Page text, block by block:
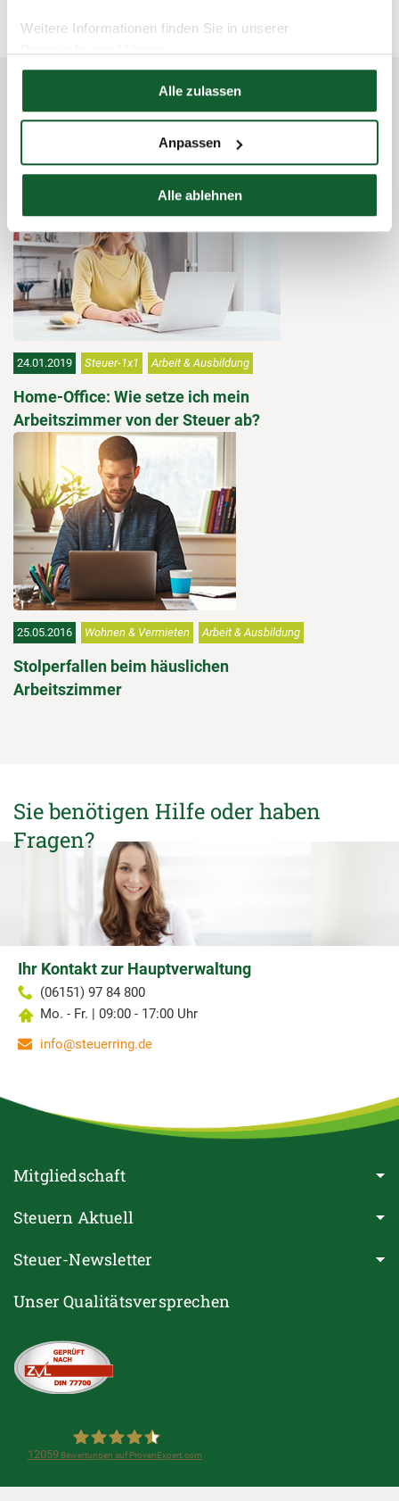
Weitere Informationen finden Sie in unserer
Hier finden Sie unserImpressum
Alle zulassen
Anpassen
Alle ablehnen
Das könnte Sie auch interessieren
24.01.2019 Steuer-1x1 Arbeit & Ausbildung
Home-Office: Wie setze ich mein
Arbeitszimmer von der Steuer ab?
25.05.2016 Wohnen & Vermieten Arbeit & Ausbildung
Stolperfallen beim häuslichen
Arbeitszimmer
Sie benötigen Hilfe oder haben
Fragen?
Ihr Kontakt zur Hauptverwaltung
(06151) 97 84 800
Mo. - Fr. | 09:00 - 17:00 Uhr
info@steuerring.de
Mitgliedschaft
Steuern Aktuell
Steuer-Newsletter
Unser Qualitätsversprechen
Steuerring e.V.(Lohnsteuerhilfeverein)
12059 Bewertungen auf ProvenExpert.com